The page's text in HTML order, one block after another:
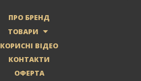
ПРО БРЕНД
ТОВАРИ
КОРИСНІ ВІДЕО
КОНТАКТИ
ОФЕРТА